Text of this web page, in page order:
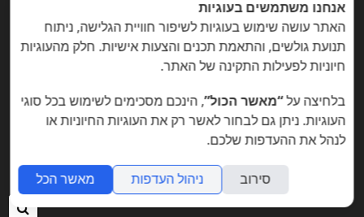
הזדמנויות מיוחדות ללקוחות folyou
צרו איתנו קשר הצהרת נגישות משרות
מה חדש תמיכה תנאי שימוש
אפיליאייטס אתר דו לשוני חנות וירטואלית
אנחנו משתמשים בעוגיות
האתר עושה שימוש בעוגיות לשיפור חוויית הגלישה, ניתוח
תנועת גולשים, והתאמת תכנים והצעות אישיות. חלק מהעוגיות
חיוניות לפעילות התקינה של האתר.
בלחיצה על“מאשר הכול”, הינכם מסכימים לשימוש בכל סוגי
העוגיות. ניתן גם לבחור לאשר רק את העוגיות החיוניות או
לנהל את ההעדפות שלכם.
סירוב ניהול העדפות מאשר הכל